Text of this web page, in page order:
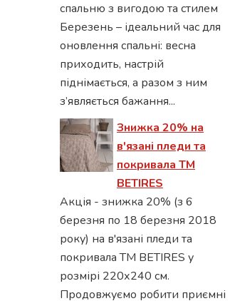
спальню з вигодою та стилем
Березень – ідеальний час для
оновлення спальні: весна
приходить, настрій
піднімається, а разом з ним
з’являється бажання...
Знижка 20% на
в'язані пледи та
покривала ТМ
BETIRES
Акція - знижка 20% (з 6
березня по 18 березня 2018
року) на в'язані пледи та
покривала ТМ BETIRES у
розмірі 220х240 см.
Продовжуємо робити приємні